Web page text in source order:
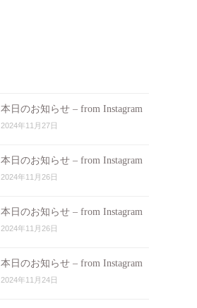
本日のお知らせ – from Instagram
2024年11月27日
本日のお知らせ – from Instagram
2024年11月26日
本日のお知らせ – from Instagram
2024年11月26日
本日のお知らせ – from Instagram
2024年11月24日